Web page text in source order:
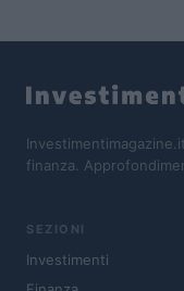
finanza.
SEZIONI
Investimenti